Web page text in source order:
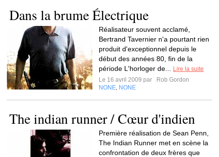
Dans la brume Électrique
Réalisateur souvent acclamé,
Bertrand Tavernier n'a pourtant rien
produit d'exceptionnel depuis le
début des années 80, fin de la
période L'horloger de...
Lire la suite
Le 16 avril 2009 par
Rob Gordon
NONE NONE
The indian runner / Cœur d'indien
Première réalisation de Sean Penn,
The Indian Runner met en scène la
confrontation de deux frères que